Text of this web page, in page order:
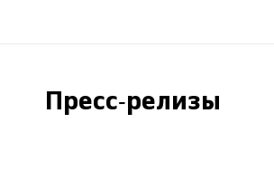
Пресс-релизы